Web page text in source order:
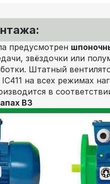
предусмотрен
звёздочки или
Штатный
на всех режимах
в
В3